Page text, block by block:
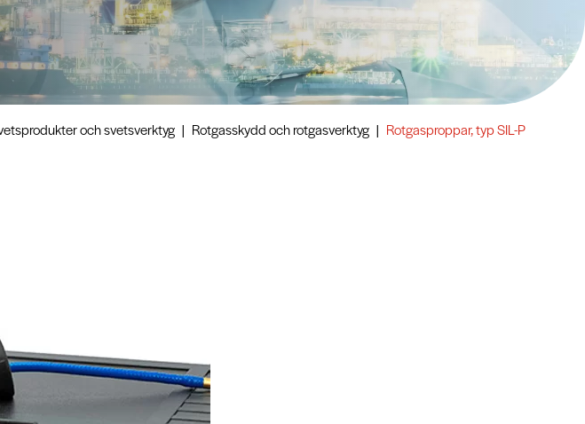
och svetsverktyg | Rotgasskydd och rotgasverktyg | Rotgasproppar, typ SIL-P